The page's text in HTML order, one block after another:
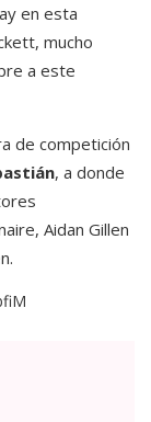
en esta
mucho
a este
de competición
, a donde
Aidan Gillen